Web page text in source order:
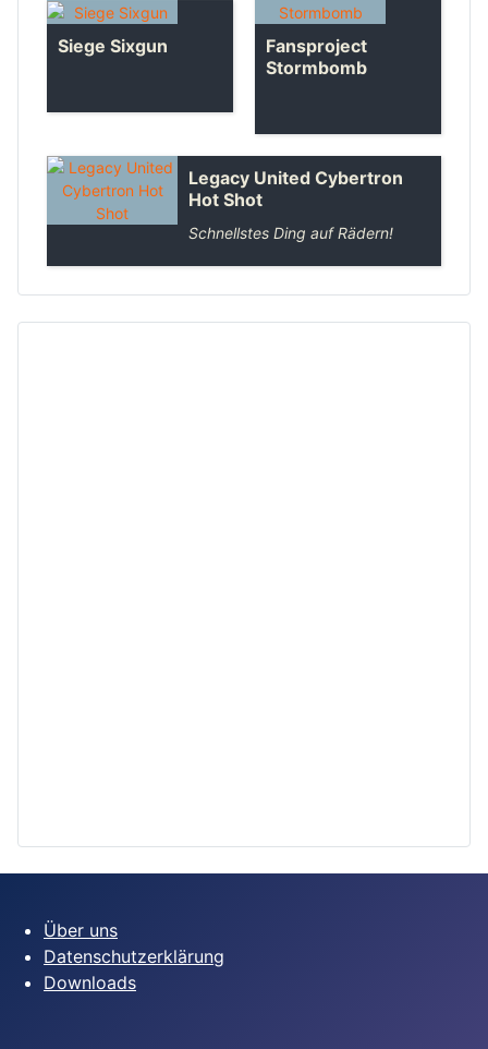
Siege Sixgun
Fansproject
Stormbomb
Legacy United Cybertron
Hot Shot
Schnellstes Ding auf Rädern!
Über uns
Datenschutzerklärung
Downloads